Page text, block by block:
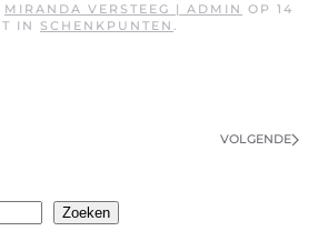
MIRANDA VERSTEEG | ADMIN OP 14
IN SCHENKPUNTEN .
VOLGENDE
Zoeken